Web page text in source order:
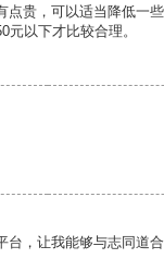
点贵，可以适当降低一
元以下才比较合理。
台，让我能够与志同道合